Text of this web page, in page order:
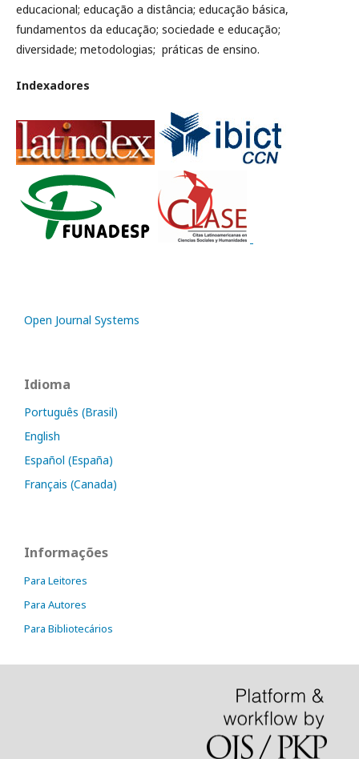
educacional; educação a distância; educação básica,
fundamentos da educação; sociedade e educação;
diversidade; metodologias; práticas de ensino.
Indexadores
Open Journal Systems
Idioma
Português (Brasil)
English
Español (España)
Français (Canada)
Informações
Para Leitores
Para Autores
Para Bibliotecários